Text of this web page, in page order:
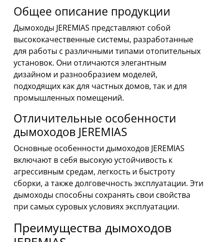
Общее описание продукции
Дымоходы JEREMIAS представляют собой
высококачественные системы, разработанные
для работы с различными типами отопительных
установок. Они отличаются элегантным
дизайном и разнообразием моделей,
подходящих как для частных домов, так и для
промышленных помещений.
Отличительные особенности
дымоходов JEREMIAS
Основные особенности дымоходов JEREMIAS
включают в себя высокую устойчивость к
агрессивным средам, легкость и быстроту
сборки, а также долговечность эксплуатации. Эти
дымоходы способны сохранять свои свойства
при самых суровых условиях эксплуатации.
Преимущества дымоходов